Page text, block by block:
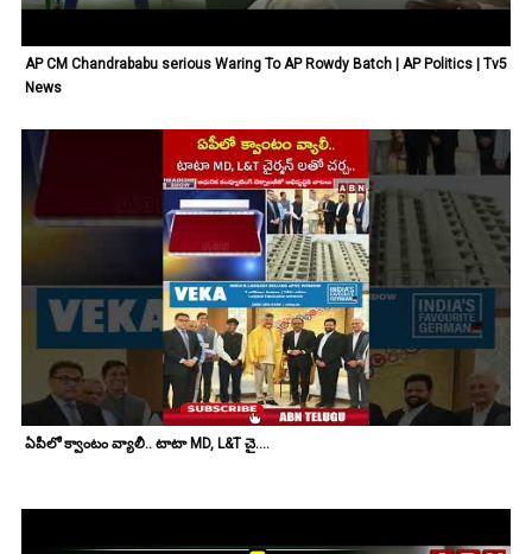
AP CM Chandrababu serious Waring To AP Rowdy Batch | AP Politics | Tv5
News
ఏపీలో క్వాంటం వ్యాలీ.. టాటా MD, L&T చై....